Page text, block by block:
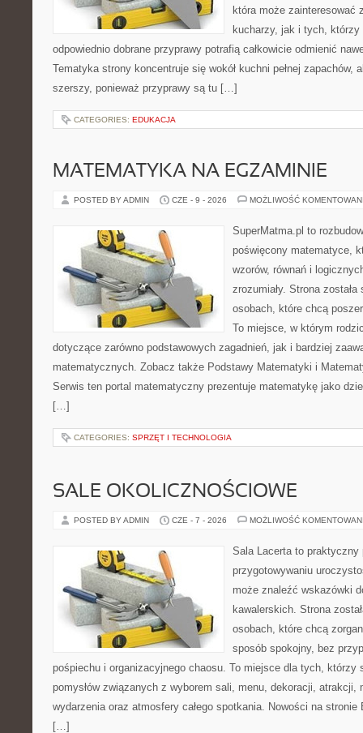
która może zainteresować
kucharzy, jak i tych, którzy
odpowiednio dobrane przyprawy potrafią całkowicie odmienić
Tematyka strony koncentruje się wokół kuchni pełnej zapachów,
szerszy, ponieważ przyprawy są tu […]
CATEGORIES: EDUKACJA
MATEMATYKA NA EGZAMINIE
POSTED BY ADMIN CZE - 9 - 2026 MOŻLIWOŚĆ
SuperMatma.pl to
poświęcony matematyce,
wzorów, równań i
zrozumiały. Strona
osobach, które chcą
To miejsce, w którym
dotyczące zarówno podstawowych zagadnień, jak i bardziej
matematycznych. Zobacz także Podstawy Matematyki i
Serwis ten portal matematyczny prezentuje matematykę jako
[…]
CATEGORIES: SPRZĘT I TECHNOLOGIA
SALE OKOLICZNOŚCIOWE
POSTED BY ADMIN CZE - 7 - 2026 MOŻLIWOŚĆ
Sala Lacerta to praktyczny
przygotowywaniu
może znaleźć wskazówki
kawalerskich. Strona
osobach, które chcą
sposób spokojny, bez
pośpiechu i organizacyjnego chaosu. To miejsce dla tych, którzy
pomysłów związanych z wyborem sali, menu, dekoracji, atrakcji,
wydarzenia oraz atmosfery całego spotkania. Nowości na
[…]